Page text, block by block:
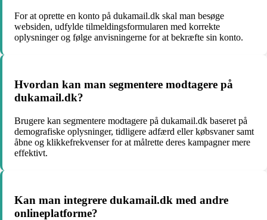
For at oprette en konto på dukamail.dk skal man besøge
websiden, udfylde tilmeldingsformularen med korrekte
oplysninger og følge anvisningerne for at bekræfte sin konto.
Hvordan kan man segmentere modtagere på
dukamail.dk?
Brugere kan segmentere modtagere på dukamail.dk baseret på
demografiske oplysninger, tidligere adfærd eller købsvaner samt
åbne og klikkefrekvenser for at målrette deres kampagner mere
effektivt.
Kan man integrere dukamail.dk med andre
onlineplatforme?